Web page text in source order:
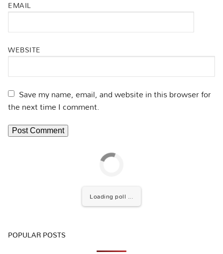
EMAIL
WEBSITE
Save my name, email, and website in this browser for
the next time I comment.
Loading poll ...
POPULAR POSTS